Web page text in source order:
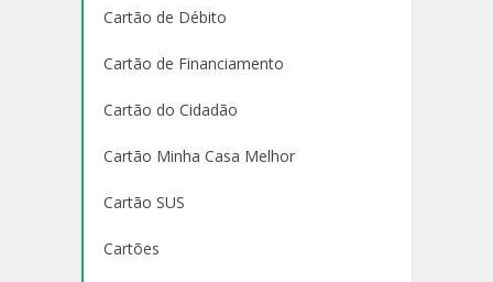
Cartão de Débito
Cartão de Financiamento
Cartão do Cidadão
Cartão Minha Casa Melhor
Cartão SUS
Cartões